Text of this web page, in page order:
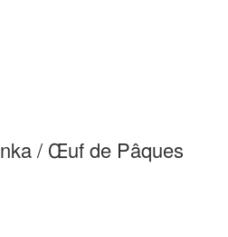
/ Œuf de Pâques